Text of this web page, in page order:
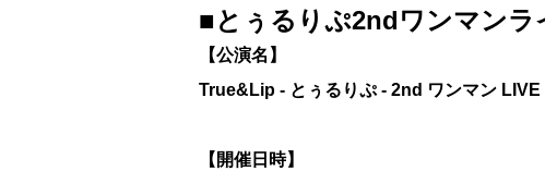
■とぅるりぷ2ndワンマンラ
【公演名】
True&Lip - とぅるりぷ - 2nd ワンマン
【開催日時】